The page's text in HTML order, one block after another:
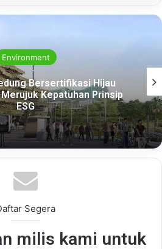
Environment
Bersertifikasi Hijau
Kepatuhan Prinsip
ESG
Segera
milis kami untuk